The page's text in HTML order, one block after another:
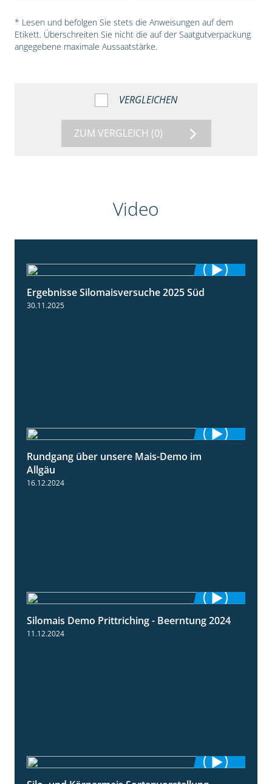
* Lesen und befolgen Sie stets die Anweisungen auf dem
Etikett. Überschreiten Sie nicht die auf der Saatgutverpackung
angegebene maximale Aussaatstärke.
VERGLEICHEN
ZUM VERGLEICH (0)
Video
Ergebnisse Silomaisversuche 2025 Süd
30.11.2025
Rundgang über unsere Mais-Demo im
Allgäu
16.12.2024
12:28
Silomais Demo Prittriching - Beerntung 2024
11.12.2024